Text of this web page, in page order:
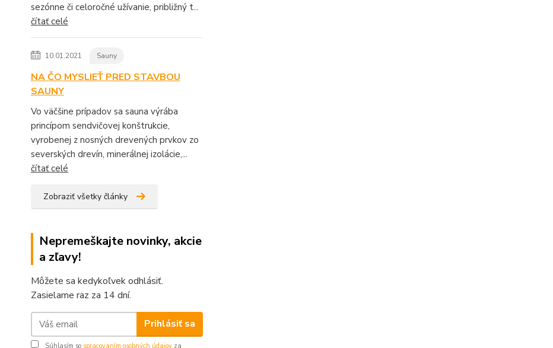
sezónne či celoročné užívanie, približný t...
čítať celé
10.01.2021 Sauny
NA ČO MYSLIEŤ PRED STAVBOU
SAUNY
Vo väčšine prípadov sa sauna výrába
princípom sendvičovej konštrukcie,
vyrobenej z nosných drevených prvkov zo
severských drevín, minerálnej izolácie,...
čítať celé
Zobraziť všetky články
Nepremeškajte novinky, akcie
a zľavy!
Môžete sa kedykoľvek odhlásiť.
Zasielame raz za 14 dní.
Prihlásiť sa
Súhlasím so spracovaním osobných údajov za